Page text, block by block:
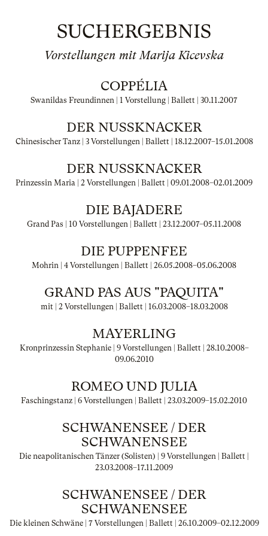
SUCHERGEBNIS
Vorstellungen mit Marija Kicevska
COPPÉLIA
Swanildas Freundinnen | 1 Vorstellung | Ballett | 30.11.2007
DER NUSSKNACKER
Chinesischer Tanz | 3 Vorstellungen | Ballett | 18.12.2007–15.01.2008
DER NUSSKNACKER
Prinzessin Maria | 2 Vorstellungen | Ballett | 09.01.2008–02.01.2009
DIE BAJADERE
Grand Pas | 10 Vorstellungen | Ballett | 23.12.2007–05.11.2008
DIE PUPPENFEE
Mohrin | 4 Vorstellungen | Ballett | 26.05.2008–05.06.2008
GRAND PAS AUS "PAQUITA"
mit | 2 Vorstellungen | Ballett | 16.03.2008–18.03.2008
MAYERLING
Kronprinzessin Stephanie | 9 Vorstellungen | Ballett | 28.10.2008–
09.06.2010
ROMEO UND JULIA
Faschingstanz | 6 Vorstellungen | Ballett | 23.03.2009–15.02.2010
SCHWANENSEE / DER
SCHWANENSEE
Die neapolitanischen Tänzer (Solisten) | 9 Vorstellungen | Ballett |
23.03.2008–17.11.2009
SCHWANENSEE / DER
SCHWANENSEE
Die kleinen Schwäne | 7 Vorstellungen | Ballett | 26.10.2009–02.12.2009